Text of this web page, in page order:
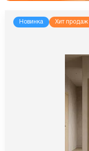
Новинка Хит продаж